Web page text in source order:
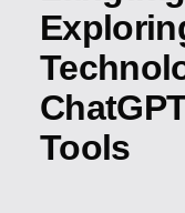
Tools